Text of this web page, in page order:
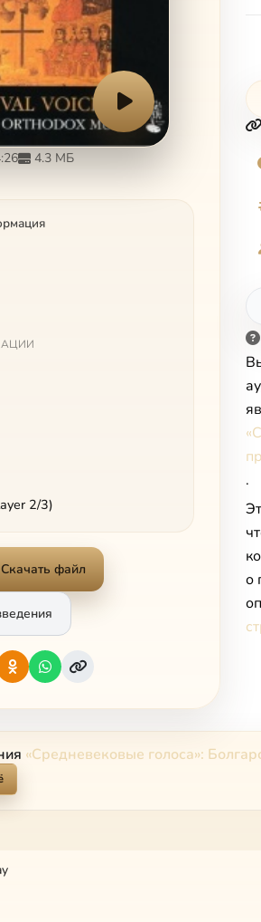
4.3 МБ
2/3)
Скачать файл
.
о
«Средневековые голоса»: